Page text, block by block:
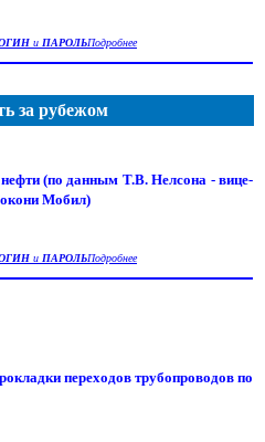
и ПАРОЛЬПодробнее
за рубежом
(по данным Т.В. Нелсона - вице-
Мобил)
и ПАРОЛЬПодробнее
переходов трубопроводов по